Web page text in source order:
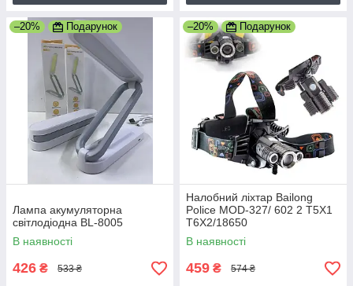
–20% Подарунок
Лампа акумуляторна
світлодіодна BL-8005
В наявності
426 ₴ 533 ₴
–20% Подарунок
Налобний ліхтар Bailong
Police MOD-327/ 602 2 T5X1
T6X2/18650
В наявності
459 ₴ 574 ₴